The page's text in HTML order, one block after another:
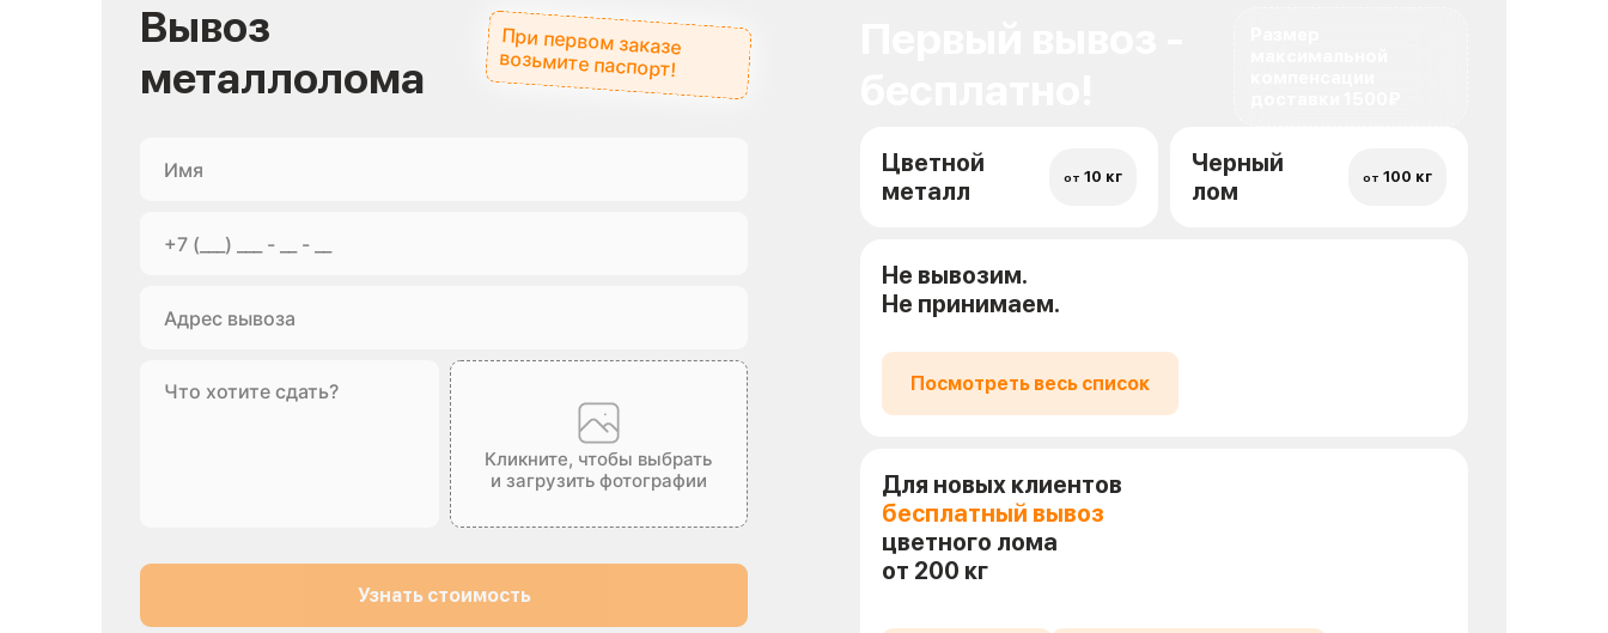
Вывоз
металлолома
При первом заказе
возьмите паспорт!
Кликните, чтобы выбрать
и загрузить фотографии
Узнать стоимость
Цветной
металл
от 10 кг
Черный
лом
от 100 кг
Не вывозим.
Не принимаем.
Посмотреть весь список
Для новых клиентов
бесплатный вывоз
цветного лома
от 200 кг